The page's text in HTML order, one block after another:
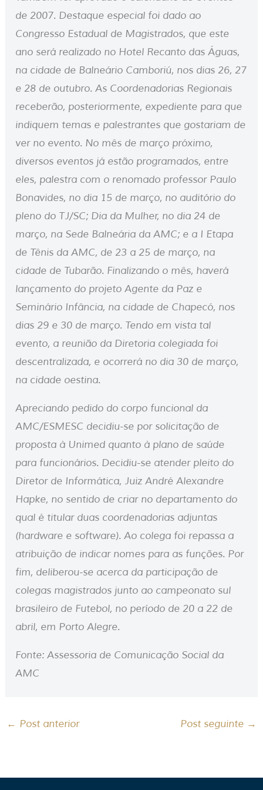
de 2007. Destaque especial foi dado ao
Congresso Estadual de Magistrados, que este
ano será realizado no Hotel Recanto das Águas,
na cidade de Balneário Camboriú, nos dias 26, 27
e 28 de outubro. As Coordenadorias Regionais
receberão, posteriormente, expediente para que
indiquem temas e palestrantes que gostariam de
ver no evento. No mês de março próximo,
diversos eventos já estão programados, entre
eles, palestra com o renomado professor Paulo
Bonavides, no dia 15 de março, no auditório do
pleno do TJ/SC; Dia da Mulher, no dia 24 de
março, na Sede Balneária da AMC; e a I Etapa
de Tênis da AMC, de 23 a 25 de março, na
cidade de Tubarão. Finalizando o mês, haverá
lançamento do projeto Agente da Paz e
Seminário Infância, na cidade de Chapecó, nos
dias 29 e 30 de março. Tendo em vista tal
evento, a reunião da Diretoria colegiada foi
descentralizada, e ocorrerá no dia 30 de março,
na cidade oestina.
Apreciando pedido do corpo funcional da
AMC/ESMESC decidiu-se por solicitação de
proposta à Unimed quanto à plano de saúde
para funcionários. Decidiu-se atender pleito do
Diretor de Informática, Juiz André Alexandre
Hapke, no sentido de criar no departamento do
qual é titular duas coordenadorias adjuntas
(hardware e software). Ao colega foi repassa a
atribuição de indicar nomes para as funções. Por
fim, deliberou-se acerca da participação de
colegas magistrados junto ao campeonato sul
brasileiro de Futebol, no período de 20 a 22 de
abril, em Porto Alegre.
Fonte: Assessoria de Comunicação Social da
AMC
← Post anterior Post seguinte →